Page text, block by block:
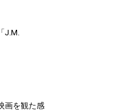
J.M.
画を観た感